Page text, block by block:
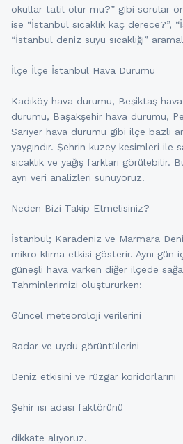
okullar tatil olur mu?” gibi sorular
ise “İstanbul sıcaklık kaç derece?”,
“İstanbul deniz suyu sıcaklığı”
İlçe İlçe İstanbul Hava Durumu
Kadıköy hava durumu, Beşiktaş
durumu, Başakşehir hava durumu,
Sarıyer hava durumu gibi ilçe bazlı
yaygındır. Şehrin kuzey kesimleri ile
sıcaklık ve yağış farkları
ayrı veri analizleri sunuyoruz.
Neden Bizi Takip Etmelisiniz?
İstanbul; Karadeniz ve Marmara
mikro klima etkisi gösterir. Aynı gün
güneşli hava varken diğer ilçede
Tahminlerimizi oluştururken:
Güncel meteoroloji verilerini
Radar ve uydu görüntülerini
Deniz etkisini ve rüzgar koridorlarını
Şehir ısı adası faktörünü
dikkate alıyoruz.